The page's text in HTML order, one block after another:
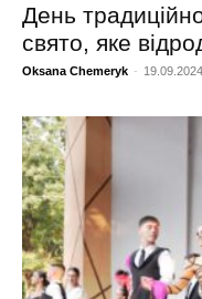
День
свято, яке
Oksana Chemeryk - 19.09.2024